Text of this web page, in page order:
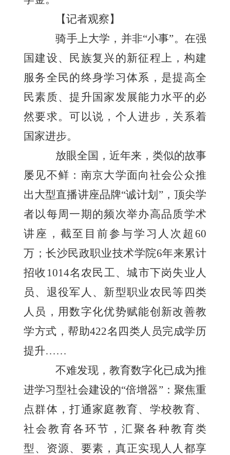
【记者观察】
骑手上大学，并非“小事”。在强
国建设、民族复兴的新征程上，构建
服务全民的终身学习体系，是提高全
民素质、提升国家发展能力水平的必
然要求。可以说，个人进步，关系着
国家进步。
放眼全国，近年来，类似的故事
屡见不鲜：南京大学面向社会公众推
出大型直播讲座品牌“诚计划”，顶尖学
者以每周一期的频次举办高品质学术
讲座，截至目前参与学习人次超60
万；长沙民政职业技术学院6年来累计
招收1014名农民工、城市下岗失业人
员、退役军人、新型职业农民等四类
人员，用数字化优势赋能创新改善教
学方式，帮助422名四类人员完成学历
提升……
不难发现，教育数字化已成为推
进学习型社会建设的“倍增器”：聚焦重
点群体，打通家庭教育、学校教育、
社会教育各环节，汇聚各种教育类
型、资源、要素，真正实现人人都享